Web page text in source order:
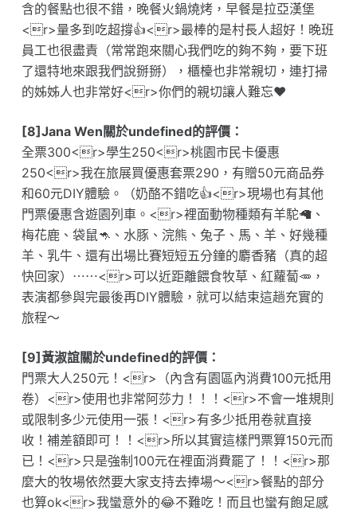
含的餐點也很不錯，晚餐火鍋燒烤，早餐是拉亞漢堡
<r>量多到吃超撐👍<r>最棒的是村長人超好！晚班
員工也很盡責（常常跑來關心我們吃的夠不夠，要下班
了還特地來跟我們說掰掰），櫃檯也非常親切，連打掃
的姊姊人也非常好<r>你們的親切讓人難忘❤️
[8]Jana Wen關於undefined的評價：
全票300<r>學生250<r>桃園市民卡優惠
250<r>我在旅展買優惠套票290，有贈50元商品券
和60元DIY體驗。（奶酪不錯吃👍<r>現場也有其他
門票優惠含遊園列車。<r>裡面動物種類有羊駝🦙、
梅花鹿、袋鼠🦘、水豚、浣熊、兔子、馬、羊、好幾種
羊、乳牛、還有出場比賽短短五分鐘的麝香豬（真的超
快回家）⋯⋯<r>可以近距離餵食牧草、紅蘿蔔🥕，
表演都參與完最後再DIY體驗，就可以結束這趟充實的
旅程～
[9]黃淑誼關於undefined的評價：
門票大人250元！<r>（內含有園區內消費100元抵用
卷）<r>使用也非常阿莎力！！！<r>不會一堆規則
或限制多少元使用一張！<r>有多少抵用卷就直接
收！補差額即可！！<r>所以其實這樣門票算150元而
已！<r>只是強制100元在裡面消費罷了！！<r>那
麼大的牧場依然要大家支持去捧場～<r>餐點的部分
也算ok<r>我蠻意外的😂不難吃！而且也蠻有飽足感